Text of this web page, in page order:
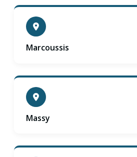
Marcoussis
Massy